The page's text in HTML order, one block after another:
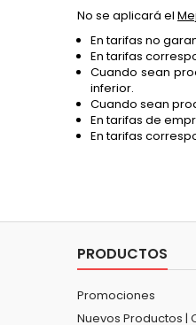
No se aplicará el
En tarifas no
En tarifas
Cuando sean
inferior.
Cuando sean
En tarifas de
En tarifas
PRODUCTOS
Promociones
Nuevos Productos |